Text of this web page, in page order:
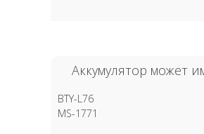
Аккумулятор может
BTY-L76
MS-1771